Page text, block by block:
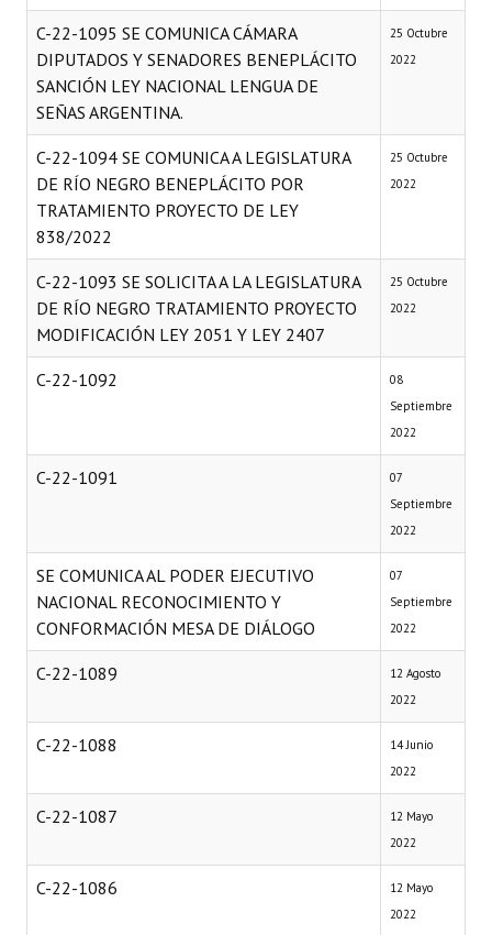
C-22-1095 SE COMUNICA CÁMARA
DIPUTADOS Y SENADORES BENEPLÁCITO
SANCIÓN LEY NACIONAL LENGUA DE
SEÑAS ARGENTINA.
25 Octubre
2022
C-22-1094 SE COMUNICA A LEGISLATURA
DE RÍO NEGRO BENEPLÁCITO POR
TRATAMIENTO PROYECTO DE LEY
838/2022
25 Octubre
2022
C-22-1093 SE SOLICITA A LA LEGISLATURA
DE RÍO NEGRO TRATAMIENTO PROYECTO
MODIFICACIÓN LEY 2051 Y LEY 2407
25 Octubre
2022
C-22-1092
08
Septiembre
2022
C-22-1091
07
Septiembre
2022
SE COMUNICA AL PODER EJECUTIVO
NACIONAL RECONOCIMIENTO Y
CONFORMACIÓN MESA DE DIÁLOGO
07
Septiembre
2022
C-22-1089
12 Agosto
2022
C-22-1088
14 Junio
2022
C-22-1087
12 Mayo
2022
C-22-1086
12 Mayo
2022